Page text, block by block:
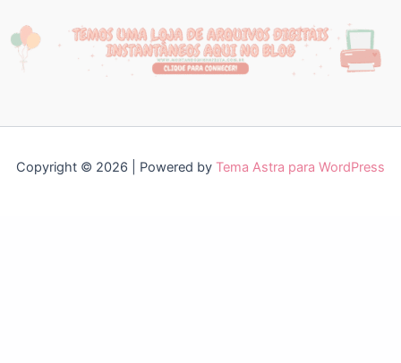
Copyright © 2026 | Powered by Tema Astra para WordPress